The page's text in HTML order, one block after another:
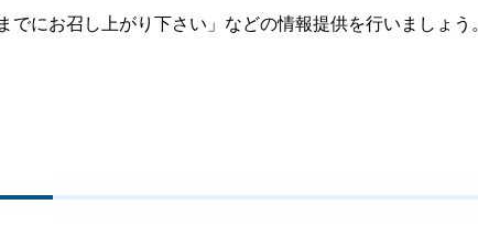
にお召し上がり下さい」などの情報提供を行いましょう。